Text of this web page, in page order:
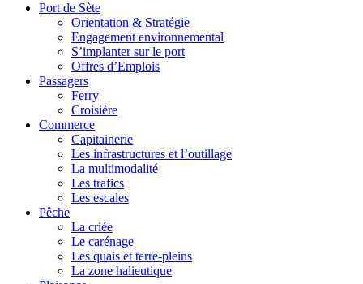
Port de Sète
Orientation & Stratégie
Engagement environnemental
S’implanter sur le port
Offres d’Emplois
Passagers
Ferry
Croisière
Commerce
Capitainerie
Les infrastructures et l’outillage
La multimodalité
Les trafics
Les escales
Pêche
La criée
Le carénage
Les quais et terre-pleins
La zone halieutique